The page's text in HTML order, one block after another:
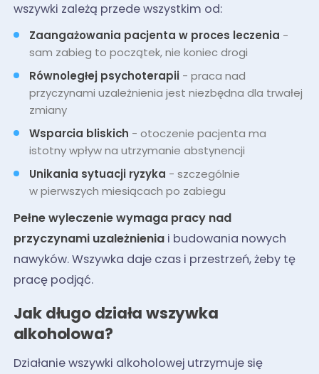
wszywki zależą przede wszystkim od:
Zaangażowania pacjenta w proces leczenia -
sam zabieg to początek, nie koniec drogi
Równoległej psychoterapii - praca nad
przyczynami uzależnienia jest niezbędna dla trwałej
zmiany
Wsparcia bliskich - otoczenie pacjenta ma
istotny wpływ na utrzymanie abstynencji
Unikania sytuacji ryzyka - szczególnie
w pierwszych miesiącach po zabiegu
Pełne wyleczenie wymaga pracy nad
przyczynami uzależnieniai budowania nowych
nawyków. Wszywka daje czas i przestrzeń, żeby tę
pracę podjąć.
Jak długo działa wszywka
alkoholowa?
Działanie wszywki alkoholowej utrzymuje się